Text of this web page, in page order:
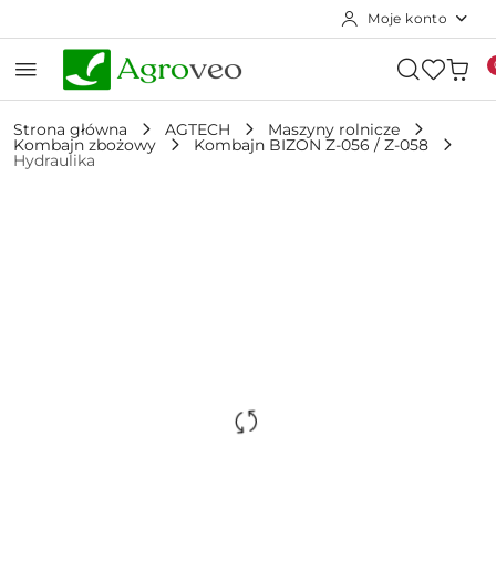
Moje konto
Strona główna AGTECH Maszyny rolnicze
Kombajn zbożowy Kombajn BIZON Z-056 / Z-058
Hydraulika